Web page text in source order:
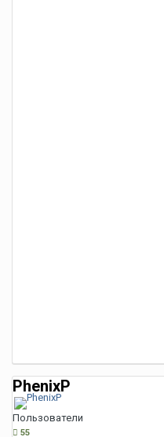
PhenixP
Пользователи
55